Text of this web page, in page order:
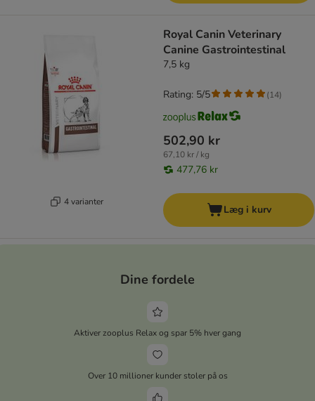
4 varianter
Royal Canin Veterinary
Canine Gastrointestinal
7,5 kg
502,90 kr
67,10 kr / kg
477,76 kr
Rating: 5/5 (14)
Læg i kurv
Dine fordele
Aktiver zooplus Relax og spar 5% hver gang
Over 10 millioner kunder stoler på os